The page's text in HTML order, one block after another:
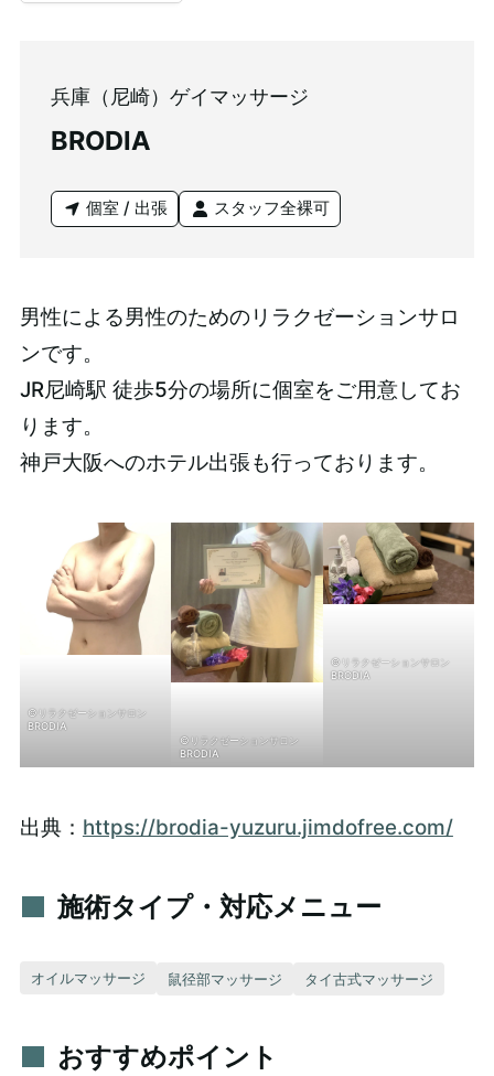
兵庫（尼崎）ゲイマッサージ
BRODIA
個室 / 出張 スタッフ全裸可
男性による男性のためのリラクゼーションサロ
ンです。
JR尼崎駅 徒歩5分の場所に個室をご用意してお
ります。
神戸大阪へのホテル出張も行っております。
©リラクゼーションサロン
BRODIA
©リラクゼーションサロン
BRODIA
©リラクゼーションサロン
BRODIA
出典： https://brodia-yuzuru.jimdofree.com/
施術タイプ・対応メニュー
オイルマッサージ 鼠径部マッサージ タイ古式マッサージ
おすすめポイント